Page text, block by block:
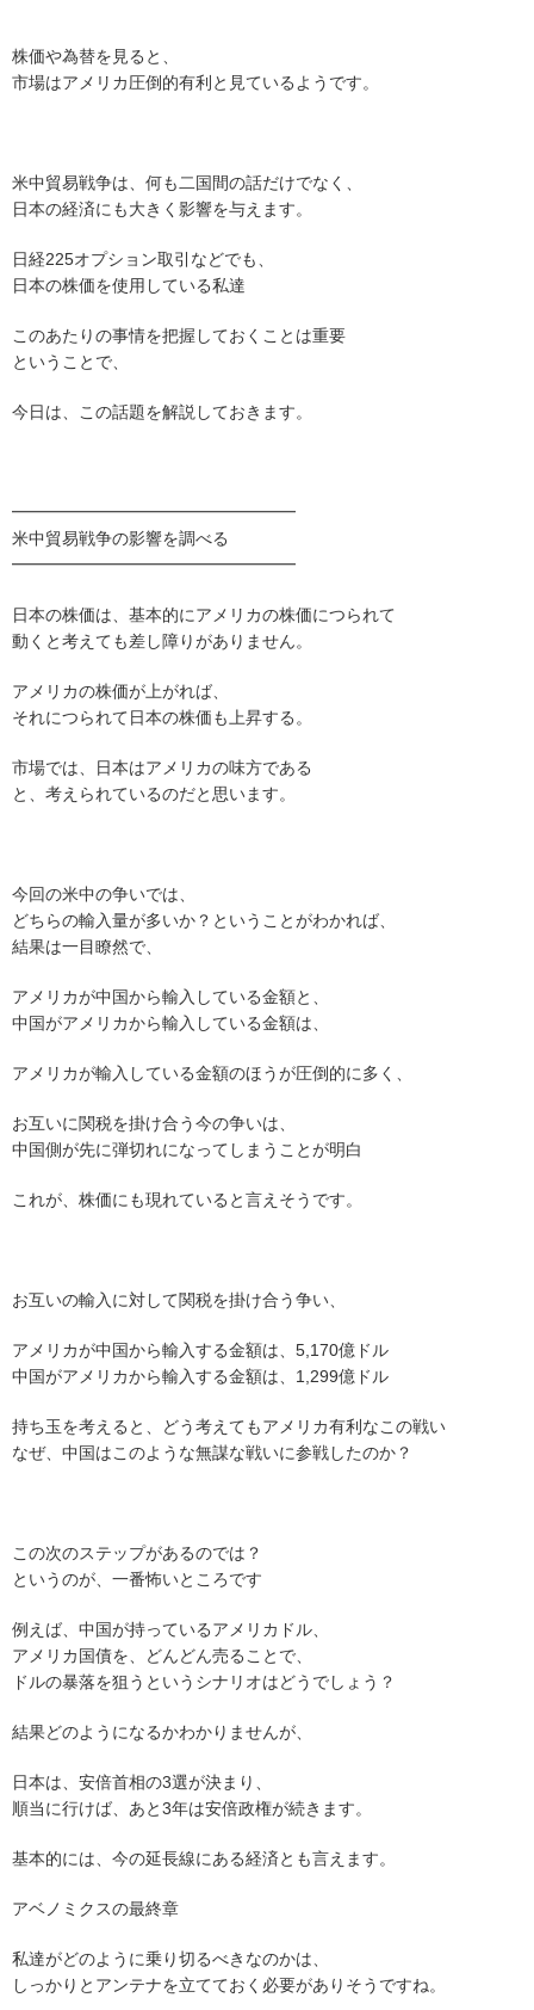
株価や為替を見ると、
市場はアメリカ圧倒的有利と見ているようです。
米中貿易戦争は、何も二国間の話だけでなく、
日本の経済にも大きく影響を与えます。
日経225オプション取引などでも、
日本の株価を使用している私達
このあたりの事情を把握しておくことは重要
ということで、
今日は、この話題を解説しておきます。
━━━━━━━━━━━━━━━━━
米中貿易戦争の影響を調べる
━━━━━━━━━━━━━━━━━
日本の株価は、基本的にアメリカの株価につられて
動くと考えても差し障りがありません。
アメリカの株価が上がれば、
それにつられて日本の株価も上昇する。
市場では、日本はアメリカの味方である
と、考えられているのだと思います。
今回の米中の争いでは、
どちらの輸入量が多いか？ということがわかれば、
結果は一目瞭然で、
アメリカが中国から輸入している金額と、
中国がアメリカから輸入している金額は、
アメリカが輸入している金額のほうが圧倒的に多く、
お互いに関税を掛け合う今の争いは、
中国側が先に弾切れになってしまうことが明白
これが、株価にも現れていると言えそうです。
お互いの輸入に対して関税を掛け合う争い、
アメリカが中国から輸入する金額は、5,170億ドル
中国がアメリカから輸入する金額は、1,299億ドル
持ち玉を考えると、どう考えてもアメリカ有利なこの戦い
なぜ、中国はこのような無謀な戦いに参戦したのか？
この次のステップがあるのでは？
というのが、一番怖いところです
例えば、中国が持っているアメリカドル、
アメリカ国債を、どんどん売ることで、
ドルの暴落を狙うというシナリオはどうでしょう？
結果どのようになるかわかりませんが、
日本は、安倍首相の3選が決まり、
順当に行けば、あと3年は安倍政権が続きます。
基本的には、今の延長線にある経済とも言えます。
アベノミクスの最終章
私達がどのように乗り切るべきなのかは、
しっかりとアンテナを立てておく必要がありそうですね。